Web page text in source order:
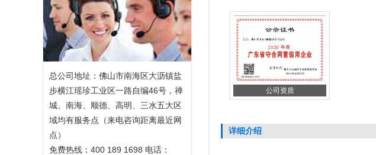
总公司地址：佛山市南海区大沥镇盐
步横江瑶珍工业区一路自编46号，禅
城、南海、顺德、高明、三水五大区
域均有服务点（来电咨询距离最近网
点）
免费热线：400 189 1698 电话：
公司资质
详细介绍